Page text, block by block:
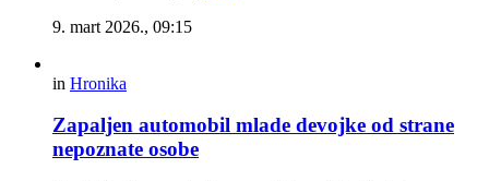
9. mart 2026., 09:15
in Hronika
Zapaljen automobil mlade devojke od strane
nepoznate osobe